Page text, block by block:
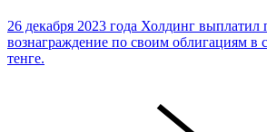
26 декабря 2023 года Холдинг выплатил
вознаграждение по своим облигациям в
тенге.